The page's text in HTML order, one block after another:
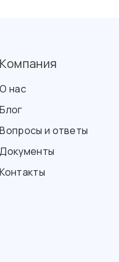
Компания
О нас
Блог
Вопросы и ответы
Документы
Контакты